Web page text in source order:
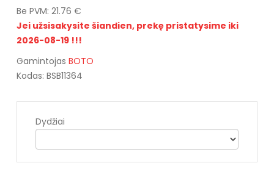
Be PVM: 21.76 €
Jei užsisakysite šiandien, prekę pristatysime iki
2026-08-19 !!!
Gamintojas BOTO
Kodas: BSB11364
Dydžiai